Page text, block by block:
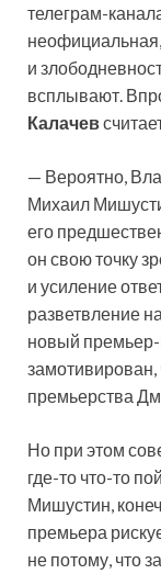
телеграм-
и
всплывают.
Калачев
— Вероятно,
Михаил
его
он свою точку
и усиление
разветвление
новый
премьерства
Но при этом
где-то что-то
Мишустин,
премьера
не потому, что